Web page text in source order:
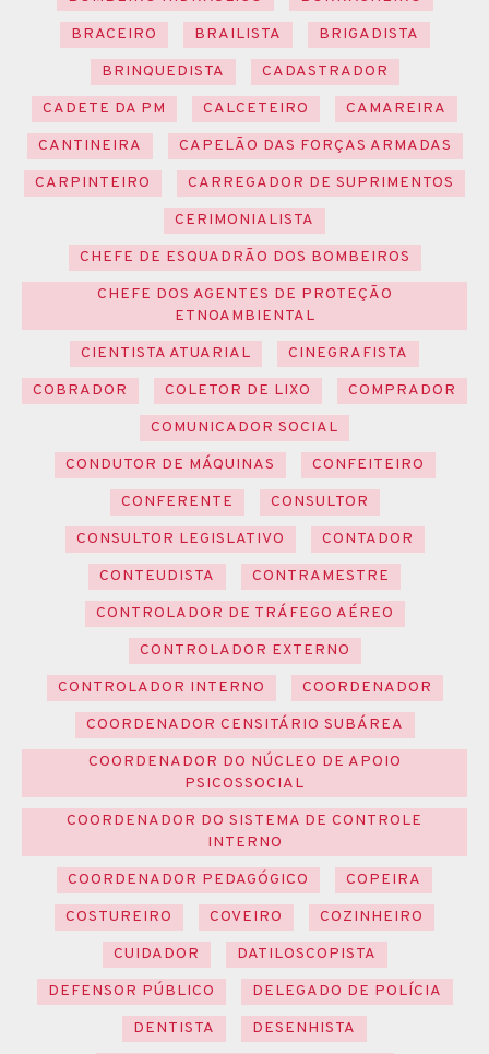
BRACEIRO
BRAILISTA
BRIGADISTA
BRINQUEDISTA
CADASTRADOR
CADETE DA PM
CALCETEIRO
CAMAREIRA
CANTINEIRA
CAPELÃO DAS FORÇAS ARMADAS
CARPINTEIRO
CARREGADOR DE SUPRIMENTOS
CERIMONIALISTA
CHEFE DE ESQUADRÃO DOS BOMBEIROS
CHEFE DOS AGENTES DE PROTEÇÃO
ETNOAMBIENTAL
CIENTISTA ATUARIAL
CINEGRAFISTA
COBRADOR
COLETOR DE LIXO
COMPRADOR
COMUNICADOR SOCIAL
CONDUTOR DE MÁQUINAS
CONFEITEIRO
CONFERENTE
CONSULTOR
CONSULTOR LEGISLATIVO
CONTADOR
CONTEUDISTA
CONTRAMESTRE
CONTROLADOR DE TRÁFEGO AÉREO
CONTROLADOR EXTERNO
CONTROLADOR INTERNO
COORDENADOR
COORDENADOR CENSITÁRIO SUBÁREA
COORDENADOR DO NÚCLEO DE APOIO
PSICOSSOCIAL
COORDENADOR DO SISTEMA DE CONTROLE
INTERNO
COORDENADOR PEDAGÓGICO
COPEIRA
COSTUREIRO
COVEIRO
COZINHEIRO
CUIDADOR
DATILOSCOPISTA
DEFENSOR PÚBLICO
DELEGADO DE POLÍCIA
DENTISTA
DESENHISTA